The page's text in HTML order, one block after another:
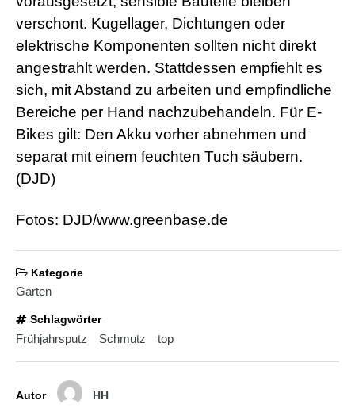
verschont. Kugellager, Dichtungen oder
elektrische Komponenten sollten nicht direkt
angestrahlt werden. Stattdessen empfiehlt es
sich, mit Abstand zu arbeiten und empfindliche
Bereiche per Hand nachzubehandeln. Für E-
Bikes gilt: Den Akku vorher abnehmen und
separat mit einem feuchten Tuch säubern.
(DJD)
Fotos: DJD/www.greenbase.de
Kategorie
Garten
Schlagwörter
Frühjahrsputz Schmutz top
Autor HH